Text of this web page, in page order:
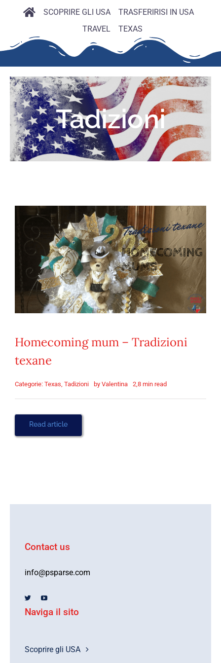
SCOPRIRE GLI USA
TRASFERIRISI IN USA
TRAVEL
TEXAS
Tadizioni
Homecoming mum – Tradizioni
texane
Categorie: Texas Tadizioni by Valentina 2,8 min read
Read article
Contact us
info@psparse.com
Naviga il sito
Scoprire gli USA